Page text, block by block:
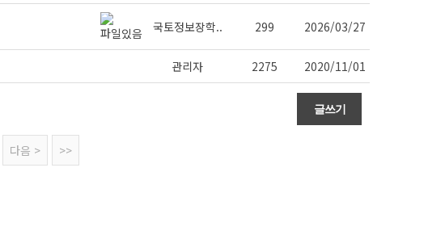
국토정보장학.. 299 2026/03/27
관리자 2275 2020/11/01
다음 > >>